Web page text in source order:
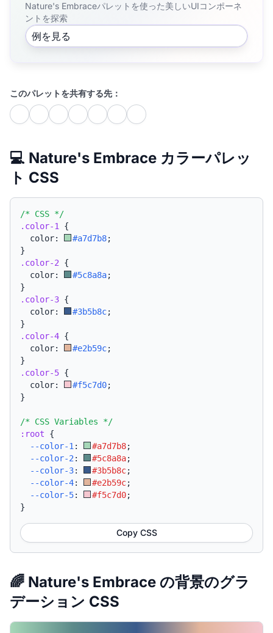
Nature's Embraceパレットを使った美しいUIコンポーネ
ントを探索
例を見る
このパレットを共有する先：
💻 Nature's Embrace カラーパレッ
ト CSS
/* CSS */
.color-1
{
  color:
#a7d7b8;
}
.color-2 {
  color:
#5c8a8a;
}
.color-3 {
  color:
#3b5b8c;
}
.color-4 {
  color:
#e2b59c;
}
.color-5 {
  color:
#f5c7d0;
}
/* CSS Variables */
:root {
--color-1 : #a7d7b8;
--color-2 : #5c8a8a;
--color-3: #3b5b8c;
--color-4: #e2b59c;
--color-5: #f5c7d0;
}
Copy CSS
🌈 Nature's Embrace の背景のグラ
デーション CSS